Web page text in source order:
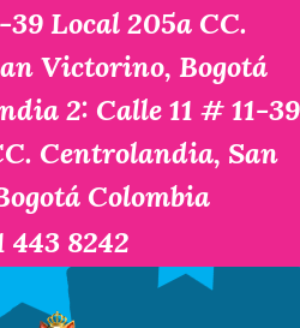
39 Local 205a CC.
Victorino, Bogotá
2: Calle 11 # 11-39
Centrolandia, San
Colombia
443 8242